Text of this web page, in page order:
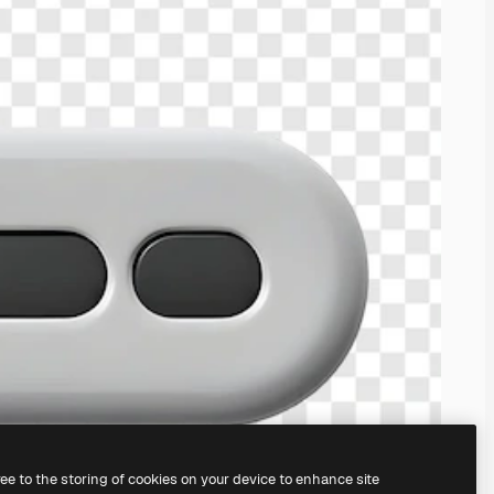
vår AI Image Generator.
to the storing of cookies on your device to enhance site